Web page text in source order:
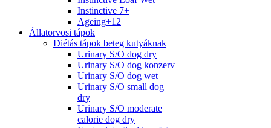
Instinctive 7+
Ageing+12
Állatorvosi tápok
Diétás tápok beteg kutyáknak
Urinary S/O dog dry
Urinary S/O dog konzerv
Urinary S/O dog wet
Urinary S/O small dog
dry
Urinary S/O moderate
calorie dog dry